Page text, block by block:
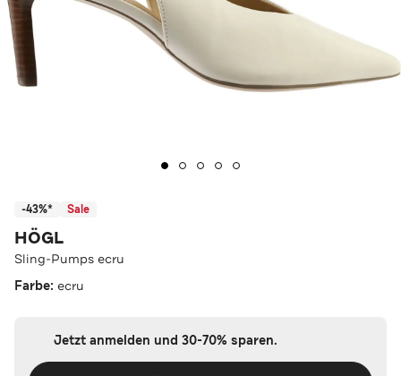
-43%* Sale
HÖGL
Sling-Pumps ecru
Farbe: ecru
Jetzt anmelden und 30-70% sparen.